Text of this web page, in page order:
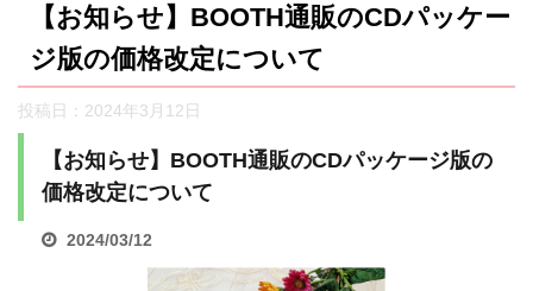
【お知らせ】BOOTH通販のCDパッケー
ジ版の価格改定について
投稿日： 2024年3月12日
【お知らせ】BOOTH通販のCDパッケージ版の
価格改定について
2024/03/12